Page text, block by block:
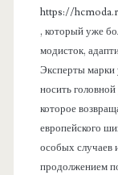
https://
, который уже
модисток,
Эксперты марки
носить
которое
европейского
особых случаев
продолжением